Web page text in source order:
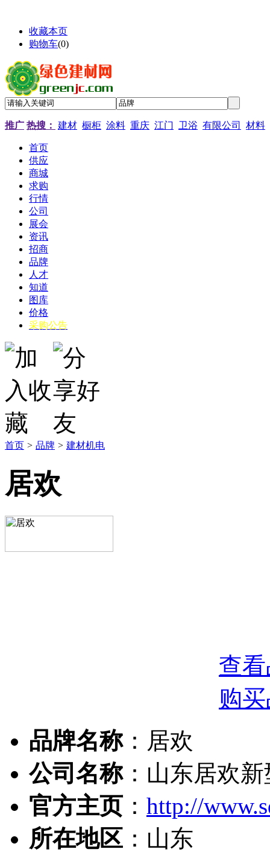
收藏本页
购物车(0)
推广 热搜： 建材 橱柜 涂料 重庆 江门 卫浴 有限公司 材料
首页
供应
商城
求购
行情
公司
展会
资讯
招商
品牌
人才
知道
图库
价格
采购公告
首页 > 品牌 > 建材机电
居欢
查
购
品牌名称：居欢
公司名称：山东居欢
官方主页 ： http://
所在地区 ：山东